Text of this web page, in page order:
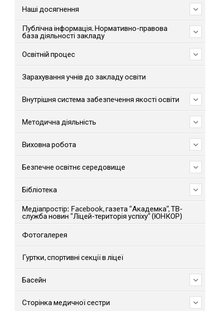
Наші досягнення
Публічна інформація. Нормативно-правова
база діяльності закладу
Освітній процес
Зарахування учнів до закладу освіти
Внутрішня система забезпечення якості освіти
Методична діяльність
Виховна робота
Безпечне освітнє середовище
Бібліотека
Медіапростір: Facebook, газета “Академка”, ТВ-
служба новин “Ліцей-територія успіху” (ЮНКОР)
Фотогалерея
Гуртки, спортивні секції в ліцеї
Басейн
Сторінка медичної сестри